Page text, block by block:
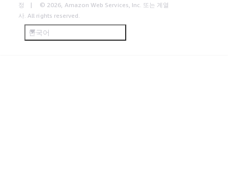
정
© 2026, Amazon Web Services, Inc. 또는 계열
사. All rights reserved.
한국어